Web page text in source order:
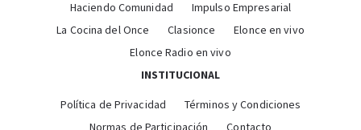
Haciendo Comunidad
Impulso Empresarial
La Cocina del Once
Clasionce
Elonce en vivo
Elonce Radio en vivo
INSTITUCIONAL
Política de Privacidad
Términos y Condiciones